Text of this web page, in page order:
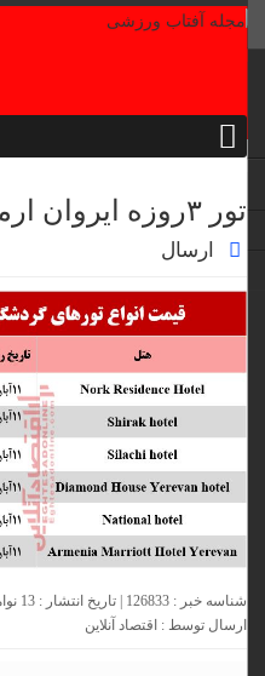
تور ۳روزه ایروان ارمنستان چند؟
ارسال
شناسه خبر : 126833 | تاریخ انتشار : 13 نوامبر 2025 - 9:36 | 44 بازدید | تعداد دیدگاه :
ارسال توسط :اقتصاد آنلاین